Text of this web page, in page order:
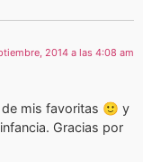
2014 a las 4:08 am
mis favoritas 🙂 y
Gracias por